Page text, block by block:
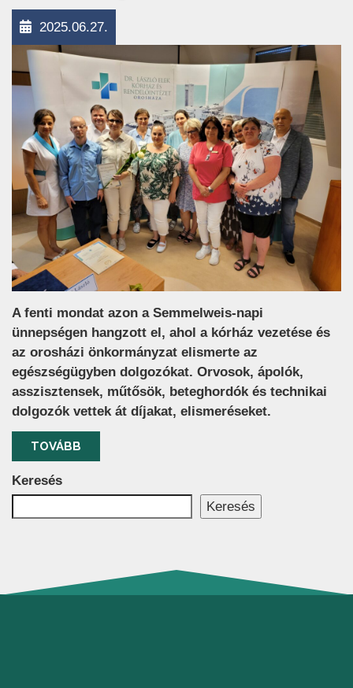
2025.06.27.
A fenti mondat azon a Semmelweis-napi
ünnepségen hangzott el, ahol a kórház vezetése és
az orosházi önkormányzat elismerte az
egészségügyben dolgozókat. Orvosok, ápolók,
asszisztensek, műtősök, beteghordók és technikai
dolgozók vettek át díjakat, elismeréseket.
TOVÁBB
Keresés
Keresés